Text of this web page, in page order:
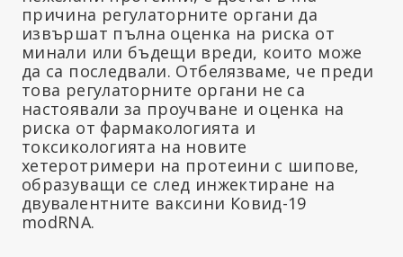
причина регулаторните органи да
извършат пълна оценка на риска от
минали или бъдещи вреди, които може
да са последвали. Отбелязваме, че преди
това регулаторните органи не са
настоявали за проучване и оценка на
риска от фармакологията и
токсикологията на новите
хетеротримери на протеини с шипове,
образуващи се след инжектиране на
двувалентните ваксини Ковид-19
modRNA.